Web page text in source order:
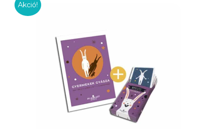
Akció!